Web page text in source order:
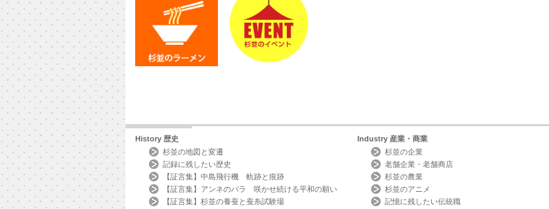
History 歴史
杉並の地図と変遷
記録に残したい歴史
【証言集】中島飛行機 軌跡と痕跡
【証言集】アンネのバラ 咲かせ続ける平和の願い
【証言集】杉並の養蚕と蚕糸試験場
Industry 産業・商業
杉並の企業
老舗企業・老舗商店
杉並の農業
杉並のアニメ
記憶に残したい伝統職